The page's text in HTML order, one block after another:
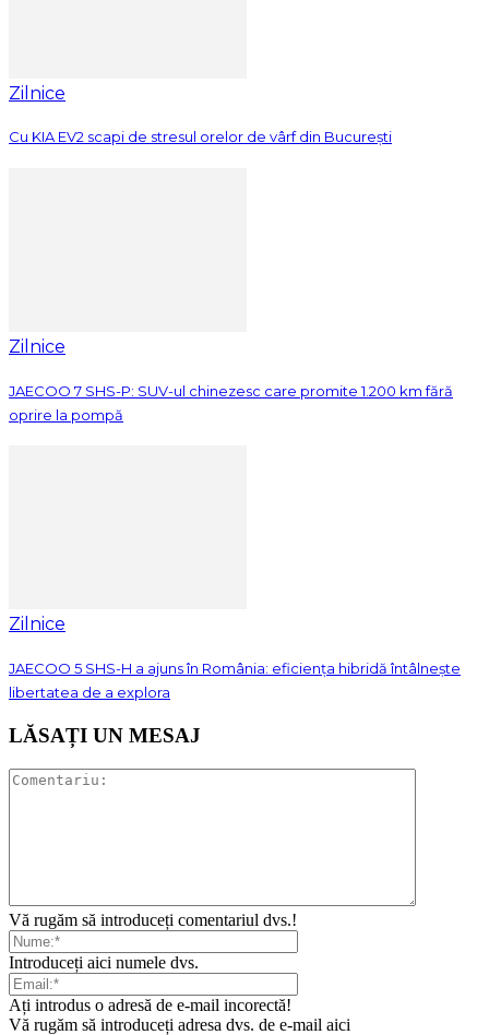
Zilnice
Cu KIA EV2 scapi de stresul orelor de vârf din București
Zilnice
JAECOO 7 SHS-P: SUV-ul chinezesc care promite 1.200 km fără
oprire la pompă
Zilnice
JAECOO 5 SHS-H a ajuns în România: eficiența hibridă întâlnește
libertatea de a explora
LĂSAȚI UN MESAJ
Vă rugăm să introduceți comentariul dvs.!
Introduceți aici numele dvs.
Ați introdus o adresă de e-mail incorectă!
Vă rugăm să introduceți adresa dvs. de e-mail aici